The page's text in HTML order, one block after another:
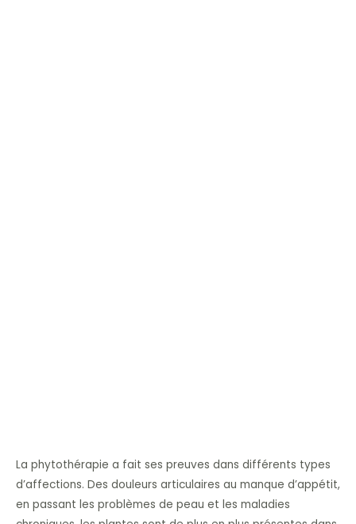
La phytothérapie a fait ses preuves dans différents types
d’affections. Des douleurs articulaires au manque d’appétit,
en passant les problèmes de peau et les maladies